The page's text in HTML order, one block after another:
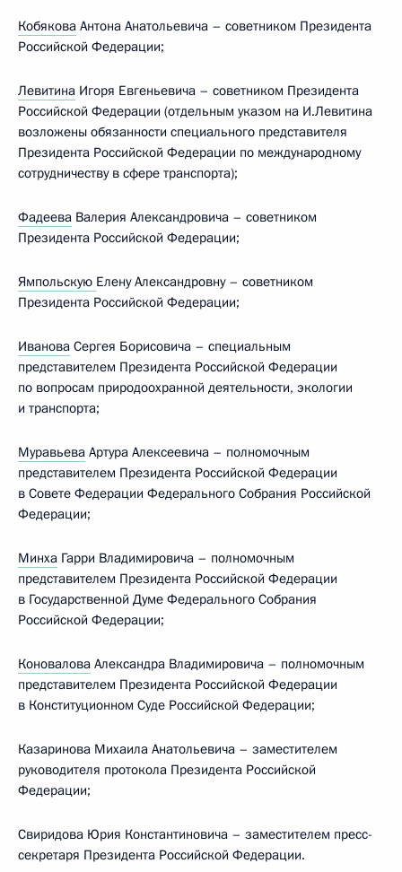
Кобякова Антона Анатольевича – советником Президента
Российской Федерации;
Левитина Игоря Евгеньевича – советником Президента
Российской Федерации (отдельным указом на И.Левитина
возложены обязанности специального представителя
Президента Российской Федерации по международному
сотрудничеству в сфере транспорта);
Фадеева Валерия Александровича – советником
Президента Российской Федерации;
Ямпольскую Елену Александровну – советником
Президента Российской Федерации;
Иванова Сергея Борисовича – специальным
представителем Президента Российской Федерации
по вопросам природоохранной деятельности, экологии
и транспорта;
Муравьева Артура Алексеевича – полномочным
представителем Президента Российской Федерации
в Совете Федерации Федерального Собрания Российской
Федерации;
Минха Гарри Владимировича – полномочным
представителем Президента Российской Федерации
в Государственной Думе Федерального Собрания
Российской Федерации;
Коновалова Александра Владимировича – полномочным
представителем Президента Российской Федерации
в Конституционном Суде Российской Федерации;
Казаринова Михаила Анатольевича – заместителем
руководителя протокола Президента Российской
Федерации;
Свиридова Юрия Константиновича – заместителем пресс-
секретаря Президента Российской Федерации.